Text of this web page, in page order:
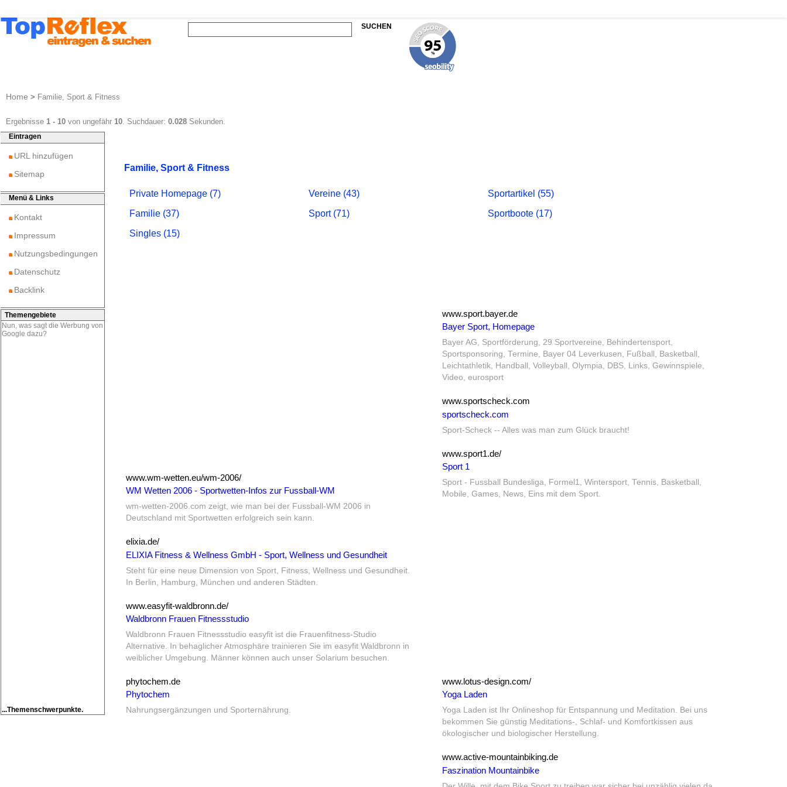
SUCHEN
Home > Familie, Sport & Fitness
Ergebnisse 1 - 10 von ungefähr 10 . Suchdauer: 0.028 Sekunden.
Familie, Sport & Fitness
Private Homepage (7)
Familie (37)
Singles (15)
Vereine (43)
Sport (71)
Sportartikel (55)
Sportboote (17)
www.wm-wetten.eu/wm-2006/
WM Wetten 2006 - Sportwetten-Infos zur Fussball-WM
wm-wetten-2006.com zeigt, wie man bei der Fussball-WM 2006 in
Deutschland mit Sportwetten erfolgreich sein kann.
elixia.de/
ELIXIA Fitness & Wellness GmbH - Sport, Wellness und Gesundheit
Steht für eine neue Dimension von Sport, Fitness, Wellness und Gesundheit.
In Berlin, Hamburg, München und anderen Städten.
www.easyfit-waldbronn.de/
Waldbronn Frauen Fitnessstudio
Waldbronn Frauen Fitnessstudio easyfit ist die Frauenfitness-Studio
Alternative.
In behaglicher Atmosphäre trainieren Sie im easyfit Waldbronn in
weiblicher Umgebung.
Männer können auch unser Solarium besuchen.
phytochem.de
Phytochem
Nahrungsergänzungen und Sporternährung.
www.sport.bayer.de
Bayer Sport, Homepage
Bayer AG, Sportförderung, 29 Sportvereine, Behindertensport,
Sportsponsoring, Termine, Bayer 04 Leverkusen, Fußball, Basketball,
Leichtathletik, Handball, Volleyball, Olympia, DBS, Links, Gewinnspiele,
Video, eurosport
www.sportscheck.com
sportscheck.com
Sport-Scheck -- Alles was man zum Glück braucht!
www.sport1.de/
Sport 1
Sport - Fussball Bundesliga, Formel1, Wintersport, Tennis, Basketball,
Mobile, Games, News, Eins mit dem Sport.
www.lotus-design.com/
Yoga Laden
Yoga Laden ist Ihr Onlineshop für Entspannung und Meditation. Bei uns
bekommen Sie günstig Meditations-, Schlaf- und Komfortkissen aus
ökologischer und biologischer Herstellung.
www.active-mountainbiking.de
Faszination Mountainbike
Eintragen
URL hinzufügen
Sitemap
Menü & Links
Kontakt
Impressum
Nutzungsbedingungen
Datenschutz
Backlink
Themengebiete
Nun, was sagt die Werbung von
Google dazu?
...Themenschwerpunkte.